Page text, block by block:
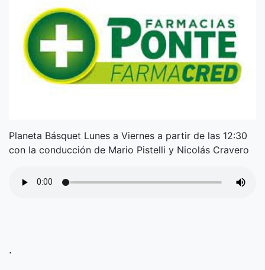
Planeta Básquet Lunes a Viernes a partir de las 12:30
con la conducción de Mario Pistelli y Nicolás Cravero
.